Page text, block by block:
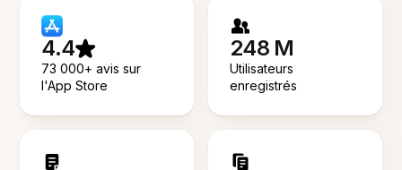
4.4
73 000+ avis sur
l'App Store
248 M
Utilisateurs
enregistrés